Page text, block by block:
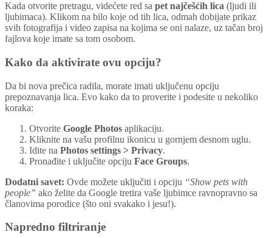
Kada otvorite pretragu, videćete red sa pet najčešćih lica (ljudi ili
ljubimaca). Klikom na bilo koje od tih lica, odmah dobijate prikaz
svih fotografija i video zapisa na kojima se oni nalaze, uz tačan broj
fajlova koje imate sa tom osobom.
Kako da aktivirate ovu opciju?
Da bi nova prečica radila, morate imati uključenu opciju
prepoznavanja lica. Evo kako da to proverite i podesite u nekoliko
koraka:
Otvorite Google Photos aplikaciju.
Kliknite na vašu profilnu ikonicu u gornjem desnom uglu.
Idite na Photos settings > Privacy.
Pronađite i uključite opciju Face Groups.
Dodatni savet: Ovde možete uključiti i opciju “Show pets with
people” ako želite da Google tretira vaše ljubimce ravnopravno sa
članovima porodice (što oni svakako i jesu!).
Napredno filtriranje